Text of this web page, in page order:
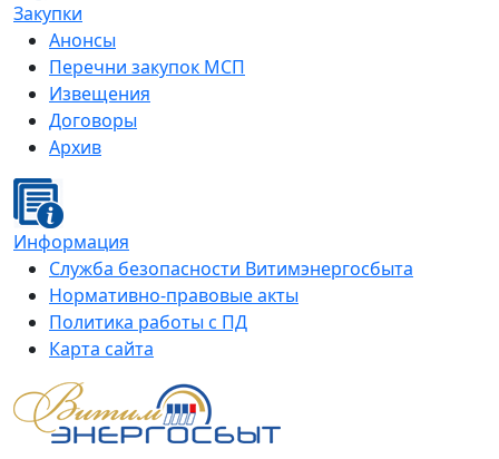
Закупки
Анонсы
Перечни закупок МСП
Извещения
Договоры
Архив
Информация
Служба безопасности Витимэнергосбыта
Нормативно-правовые акты
Политика работы с ПД
Карта сайта